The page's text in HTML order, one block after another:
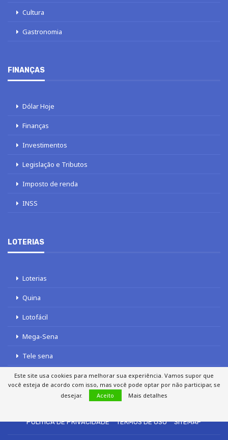
Cultura
Gastronomia
FINANÇAS
Dólar Hoje
Finanças
Investimentos
Legislação e Tributos
Imposto de renda
INSS
LOTERIAS
Loterias
Quina
Lotofácil
Mega-Sena
Tele sena
POLÍTICA DE PRIVACIDADE
TERMOS DE USO SITEMAP
Este site usa cookies para melhorar sua experiência. Vamos supor que
você esteja de acordo com isso, mas você pode optar por não participar, se
desejar.
Aceito Mais detalhes